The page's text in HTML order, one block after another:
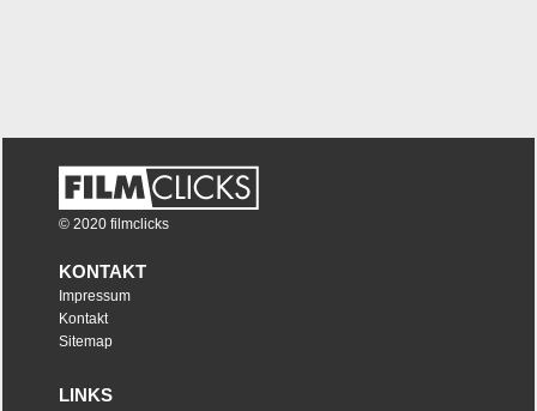
© 2020 filmclicks
KONTAKT
Impressum
Kontakt
Sitemap
LINKS